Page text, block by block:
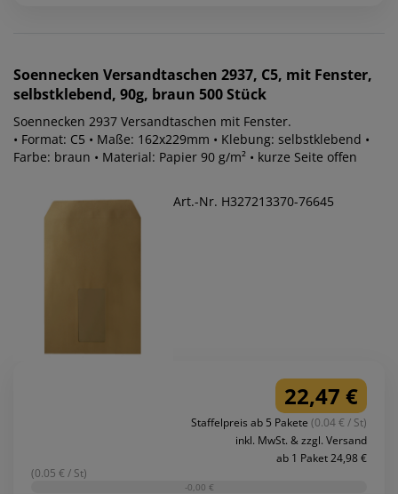
Soennecken Versandtaschen 2937, C5, mit Fenster,
selbstklebend, 90g, braun 500 Stück
Soennecken 2937 Versandtaschen mit Fenster.
• Format: C5 • Maße: 162x229mm • Klebung: selbstklebend •
Farbe: braun • Material: Papier 90 g/m² • kurze Seite offen
Art.-Nr. H327213370-76645
22,47 €
Staffelpreis ab 5 Pakete (0.04 € / St)
inkl. MwSt. & zzgl. Versand
ab 1 Paket 24,98 €
(0.05 € / St)
-0,00 €